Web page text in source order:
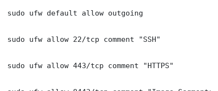
sudo ufw default allow outgoing
sudo ufw allow 22/tcp comment "SSH"
sudo ufw allow 443/tcp comment "HTTPS"